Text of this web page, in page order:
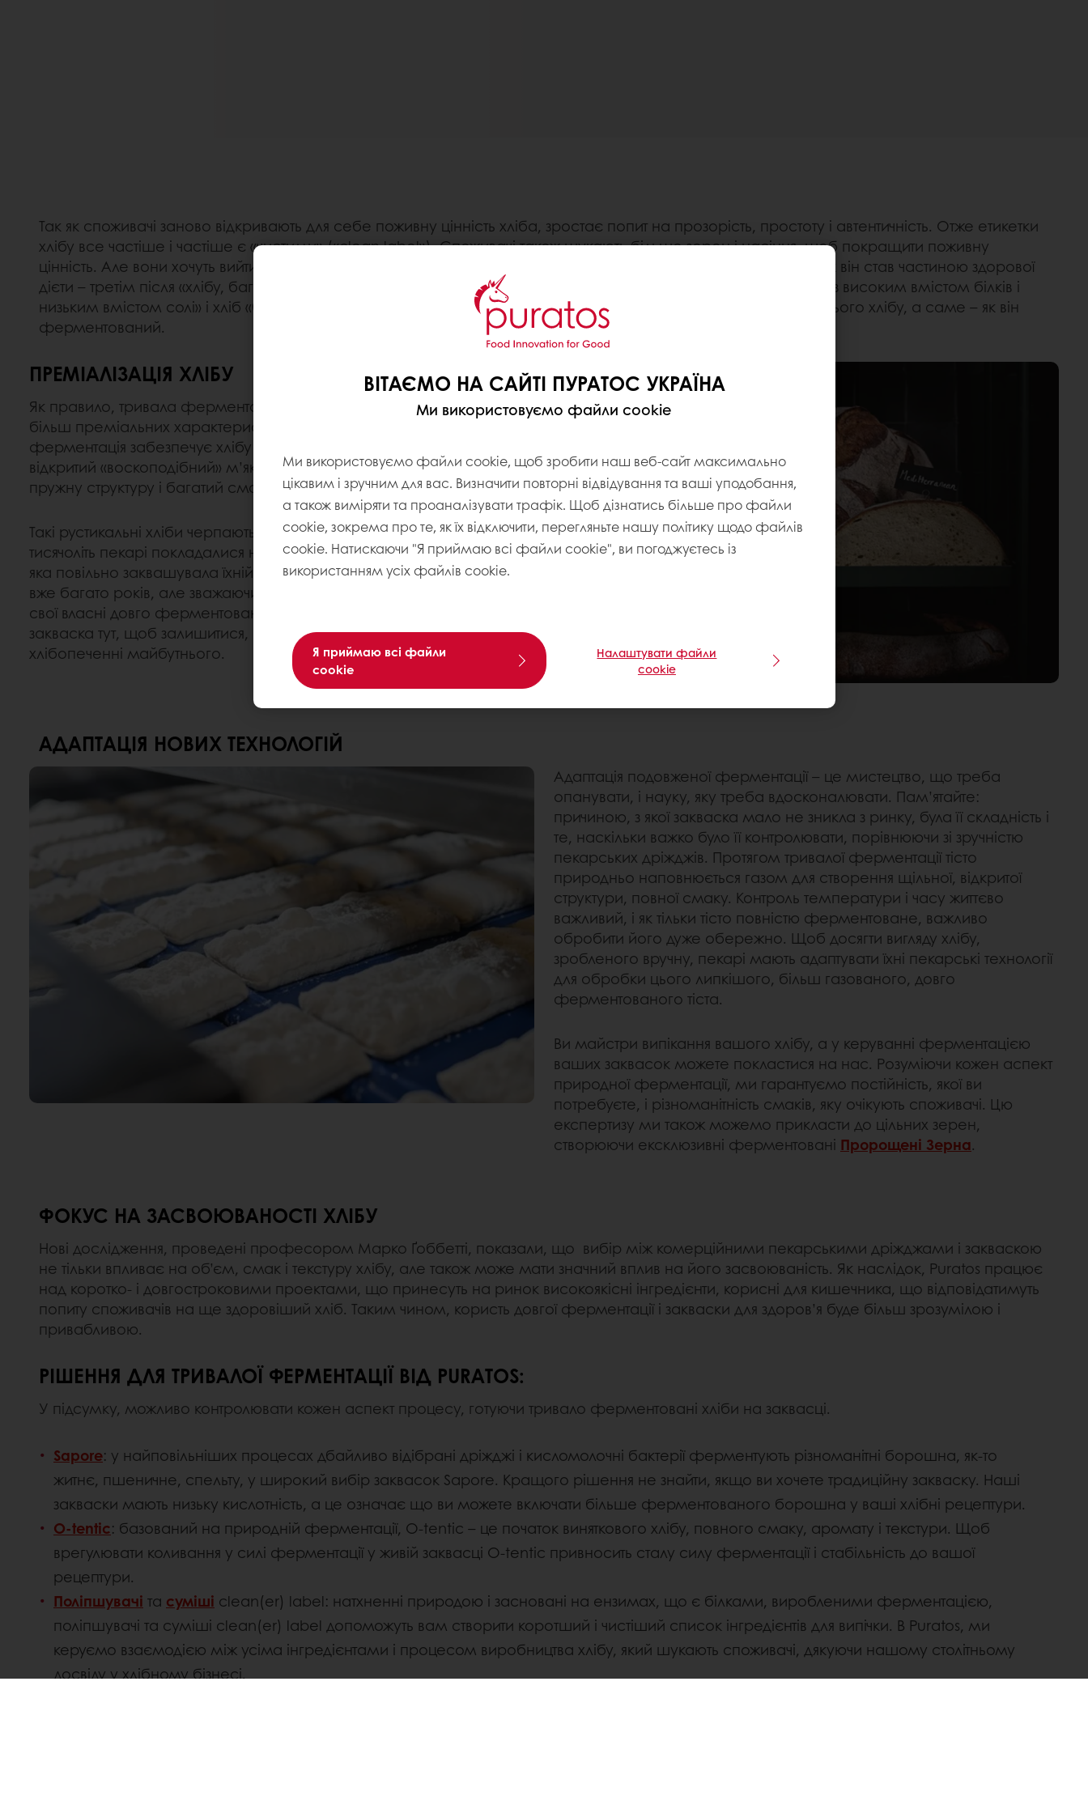
Так як споживачі заново відкривають для себе поживну цінність хліба, зростає попит на прозорість, простоту і автентичність. Отже етикетки
хлібу все частіше і частіше є «чистими» («clean label»). Споживачі також шукають більше зерен і насіння, щоб покращити поживну
цінність. Але вони хочуть вийти за межі цього. «Хліб на заквасці» став улюбленим хлібом у ковідну кризу, так як він став частиною здорової
дієти – третім після «хлібу, багатого на клітковину» і «хлібів із більшою кількістю насіння», перевершуючи хліб «з високим вмістом білків і
низьким вмістом солі» і хліб «без глютену». Це заохочує все більше пекарів переосмислити саму сутність їхнього хлібу, а саме – як він
ферментований.
ПРЕМІАЛІЗАЦІЯ ХЛІБУ
Як правило, тривала ферментація – біля 20 годин – призводить до
більш преміальних характеристик хлібу. Добре виконана тривала
ферментація забезпечує хлібу рустикальний вигляд на кірці та більш
відкритий «воскоподібний» м’якуш, що має більш згуртовану, вологу,
пружну структуру і багатий смак.
Такі рустикальні хліби черпають натхнення з минулого. Протягом
тисячоліть пекарі покладалися на природну ферментацію закваски,
яка повільно заквашувала їхній хліб. Популярність закваски зростає
вже багато років, але зважаючи на те, що великі пекарні запускають
свої власні довго ферментовані хліби на заквасці, зрозуміло:
закваска тут, щоб залишитися, і обіцяє грати значну роль у
хлібопеченні майбутнього.
АДАПТАЦІЯ НОВИХ ТЕХНОЛОГІЙ
Адаптація подовженої ферментації – це мистецтво, що треба
опанувати, і науку, яку треба вдосконалювати. Пам’ятайте:
причиною, з якої закваска мало не зникла з ринку, була її складність і
те, наскільки важко було її контролювати, порівнюючи зі зручністю
пекарських дріжджів. Протягом тривалої ферментації тісто
природньо наповнюється газом для створення щільної, відкритої
структури, повної смаку. Контроль температури і часу життєво
важливий, і як тільки тісто повністю ферментоване, важливо
обробити його дуже обережно. Щоб досягти вигляду хлібу,
зробленого вручну, пекарі мають адаптувати їхні пекарські технології
для обробки цього липкішого, більш газованого, довго
ферментованого тіста.
Ви майстри випікання вашого хлібу, а у керуванні ферментацією
ваших заквасок можете покластися на нас. Розуміючи кожен аспект
природної ферментації, ми гарантуємо постійність, якої ви
потребуєте, і різноманітність смаків, яку очікують споживачі. Цю
експертизу ми також можемо прикласти до цільних зерен,
створюючи ексклюзивні ферментовані Пророщені Зерна.
ФОКУС НА ЗАСВОЮВАНОСТІ ХЛІБУ
Нові дослідження, проведені професором Марко Ґоббетті, показали, що вибір між комерційними пекарськими дріжджами і закваскою
не тільки впливає на об’єм, смак і текстуру хлібу, але також може мати значний вплив на його засвоюваність. Як наслідок, Puratos працює
над коротко- і довгостроковими проектами, що принесуть на ринок високоякісні інгредієнти, корисні для кишечника, що відповідатимуть
попиту споживачів на ще здоровіший хліб. Таким чином, користь довгої ферментації і закваски для здоров’я буде більш зрозумілою і
привабливою.
РІШЕННЯ ДЛЯ ТРИВАЛОЇ ФЕРМЕНТАЦІЇ ВІД PURATOS:
У підсумку, можливо контролювати кожен аспект процесу, готуючи тривало ферментовані хліби на заквасці.
Sapore: у найповільніших процесах дбайливо відібрані дріжджі і кисломолочні бактерії ферментують різноманітні борошна, як-то
житнє, пшеничне, спельту, у широкий вибір заквасок Sapore. Кращого рішення не знайти, якщо ви хочете традиційну закваску. Наші
закваски мають низьку кислотність, а це означає що ви можете включати більше ферментованого борошна у ваші хлібні рецептури.
O-tentic: базований на природній ферментації, O-tentic – це початок виняткового хлібу, повного смаку, аромату і текстури. Щоб
врегулювати коливання у силі ферментації у живій заквасці O-tentic привносить сталу силу ферментації і стабільність до вашої
рецептури.
Поліпшувачі та суміші clean(er) label: натхненні природою і засновані на ензимах, що є білками, виробленими ферментацією,
поліпшувачі та суміші clean(er) label допоможуть вам створити коротший і чистіший список інгредієнтів для випічки. В Puratos, ми
керуємо взаємодією між усіма інгредієнтами і процесом виробництва хлібу, який шукають споживачі, дякуючи нашому столітньому
досвіду у хлібному бізнесі.
ВІТАЄМО НА САЙТІ ПУРАТОС УКРАЇНА
Ми використовуємо файли cookie
Ми використовуємо файли cookie, щоб зробити наш веб-сайт максимально
цікавим і зручним для вас. Визначити повторні відвідування та ваші уподобання,
а також виміряти та проаналізувати трафік. Щоб дізнатись більше про файли
cookie, зокрема про те, як їх відключити, перегляньте нашу політику щодо файлів
cookie. Натискаючи "Я приймаю всі файли cookie", ви погоджуєтесь із
використанням усіх файлів cookie.
Я приймаю всі файли
cookie
Налаштувати файли
cookie